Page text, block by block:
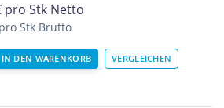
pro Stk Netto
pro Stk Brutto